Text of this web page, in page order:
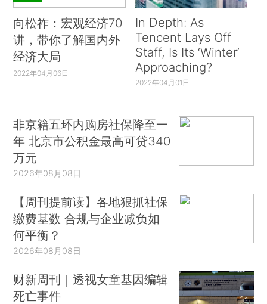
向松祚：宏观经济70
讲，带你了解国内外
经济大局
2022年04月06日
In Depth: As
Tencent Lays Off
Staff, Is Its ‘Winter’
Approaching?
2022年04月01日
非京籍五环内购房社保降至一
年 北京市公积金最高可贷340
万元
2026年08月08日
【周刊提前读】各地狠抓社保
缴费基数 合规与企业减负如
何平衡？
2026年08月08日
财新周刊｜透视女童基因编辑
死亡事件